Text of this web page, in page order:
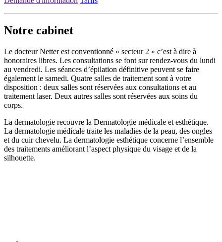
Notre cabinet
Le docteur Netter est conventionné « secteur 2 » c’est à dire à
honoraires libres. Les consultations se font sur rendez-vous du lundi
au vendredi. Les séances d’épilation définitive peuvent se faire
également le samedi. Quatre salles de traitement sont à votre
disposition : deux salles sont réservées aux consultations et au
traitement laser. Deux autres salles sont réservées aux soins du
corps.
La dermatologie recouvre la Dermatologie médicale et esthétique.
La dermatologie médicale traite les maladies de la peau, des ongles
et du cuir chevelu. La dermatologie esthétique concerne l’ensemble
des traitements améliorant l’aspect physique du visage et de la
silhouette.